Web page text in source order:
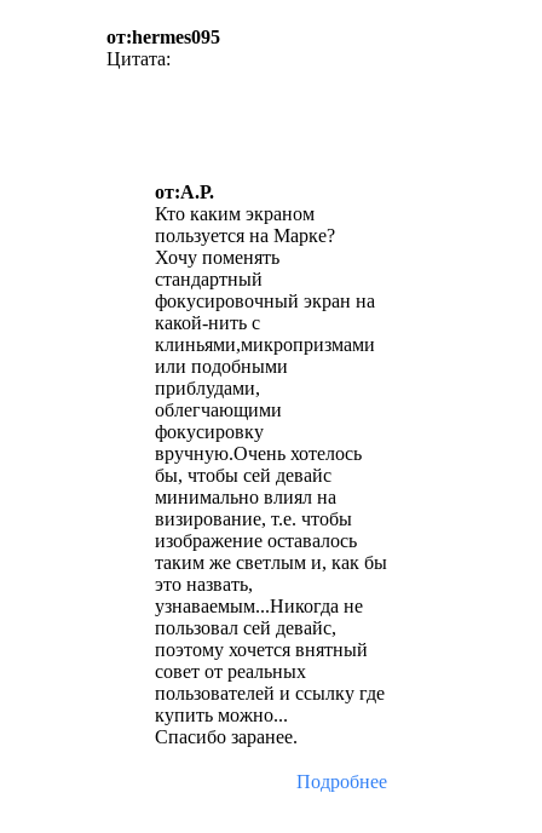
от:hermes095
Цитата:
от:А.Р.
Кто каким экраном
пользуется на Марке?
Хочу поменять
стандартный
фокусировочный экран на
какой-нить с
клиньями,микропризмами
или подобными
приблудами,
облегчающими
фокусировку
вручную.Очень хотелось
бы, чтобы сей девайс
минимально влиял на
визирование, т.е. чтобы
изображение оставалось
таким же светлым и, как бы
это назвать,
узнаваемым...Никогда не
пользовал сей девайс,
поэтому хочется внятный
совет от реальных
пользователей и ссылку где
купить можно...
Спасибо заранее.
Подробнее